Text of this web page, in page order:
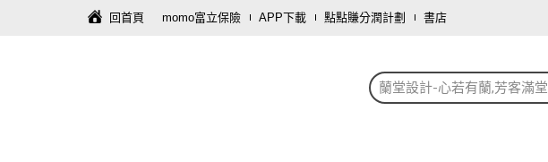
回首頁 momo富立保險 APP下載 點點賺分潤計劃 書店
蘭堂設計-心若有蘭,芳客滿堂